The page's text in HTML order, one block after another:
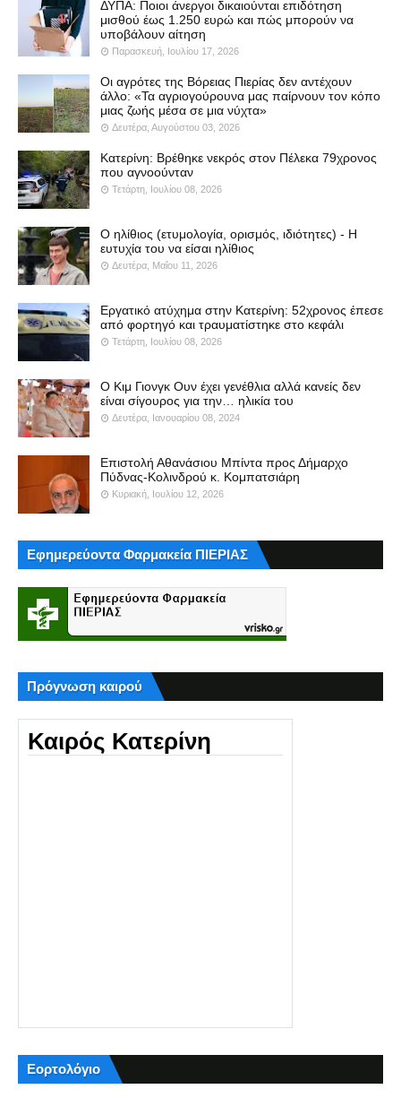
ΔΥΠΑ: Ποιοι άνεργοι δικαιούνται επιδότηση
μισθού έως 1.250 ευρώ και πώς μπορούν να
υποβάλουν αίτηση
Παρασκευή, Ιουλίου 17, 2026
Οι αγρότες της Βόρειας Πιερίας δεν αντέχουν
άλλο: «Τα αγριογούρουνα μας παίρνουν τον κόπο
μιας ζωής μέσα σε μια νύχτα»
Δευτέρα, Αυγούστου 03, 2026
Κατερίνη: Βρέθηκε νεκρός στον Πέλεκα 79χρονος
που αγνοούνταν
Τετάρτη, Ιουλίου 08, 2026
Ο ηλίθιος (ετυμολογία, ορισμός, ιδιότητες) - Η
ευτυχία του να είσαι ηλίθιος
Δευτέρα, Μαΐου 11, 2026
Εργατικό ατύχημα στην Κατερίνη: 52χρονος έπεσε
από φορτηγό και τραυματίστηκε στο κεφάλι
Τετάρτη, Ιουλίου 08, 2026
Ο Κιμ Γιονγκ Ουν έχει γενέθλια αλλά κανείς δεν
είναι σίγουρος για την… ηλικία του
Δευτέρα, Ιανουαρίου 08, 2024
Επιστολή Αθανάσιου Μπίντα προς Δήμαρχο
Πύδνας-Κολινδρού κ. Κομπατσιάρη
Κυριακή, Ιουλίου 12, 2026
Εφημερεύοντα Φαρμακεία ΠΙΕΡΙΑΣ
Πρόγνωση καιρού
Καιρός Κατερίνη
Εορτολόγιο